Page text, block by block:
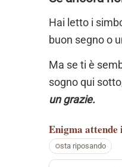
Hai letto i
buon segno o
Ma se ti è
sogno qui
un grazie.
Enigma attende
sta riposando